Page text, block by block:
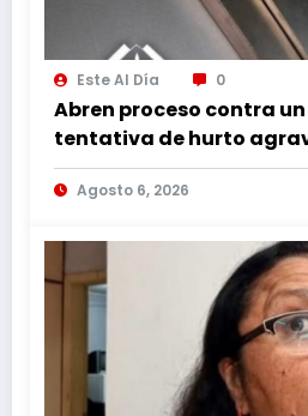
Este Al Día 0
Abren proceso contra
tentativa de hurto
Agosto 6, 2026